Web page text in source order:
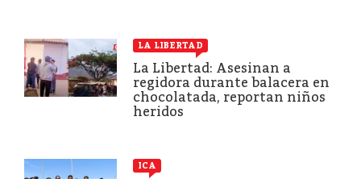
LA LIBERTAD
La Libertad: Asesinan a
regidora durante balacera en
chocolatada, reportan niños
heridos
ICA